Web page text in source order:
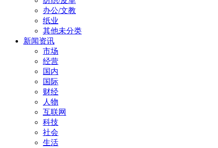
办公/文教
纸业
其他未分类
新闻资讯
市场
经营
国内
国际
财经
人物
互联网
科技
社会
生活